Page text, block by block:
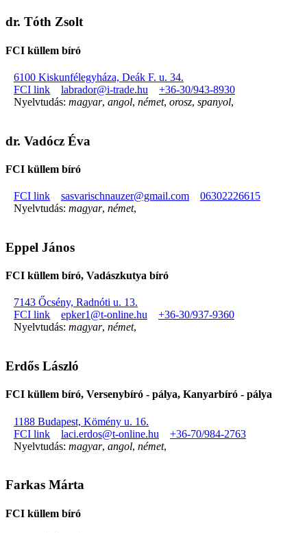
dr. Tóth Zsolt
FCI küllem bíró
6100 Kiskunfélegyháza, Deák F. u. 34.
FCI link
labrador@i-trade.hu
+36-30/943-8930
Nyelvtudás: magyar, angol, német, orosz, spanyol,
dr. Vadócz Éva
FCI küllem bíró
FCI link sasvarischnauzer@gmail.com
06302226615
Nyelvtudás: magyar, német,
Eppel János
FCI küllem bíró, Vadászkutya bíró
7143 Őcsény, Radnóti u. 13.
FCI link
epker1@t-online.hu
+36-30/937-9360
Nyelvtudás: magyar, német,
Erdős László
FCI küllem bíró, Versenybíró - pálya, Kanyarbíró - pálya
1188 Budapest, Kömény u. 16.
FCI link
laci.erdos@t-online.hu
+36-70/984-2763
Nyelvtudás: magyar, angol, német,
Farkas Márta
FCI küllem bíró